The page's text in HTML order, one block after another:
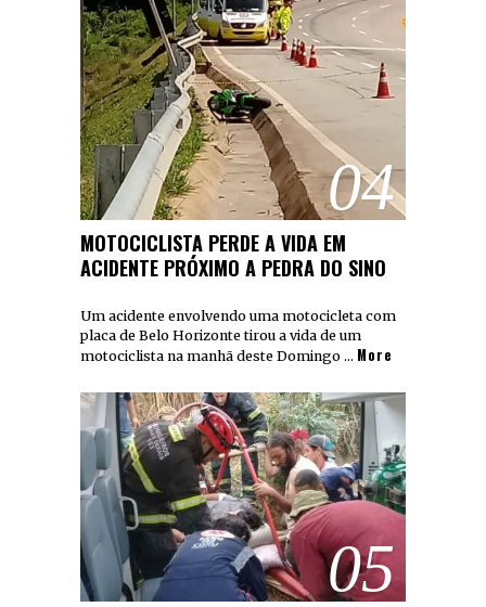
04
MOTOCICLISTA PERDE A VIDA EM
ACIDENTE PRÓXIMO A PEDRA DO SINO
Um acidente envolvendo uma motocicleta com
placa de Belo Horizonte tirou a vida de um
motociclista na manhã deste Domingo … More
05